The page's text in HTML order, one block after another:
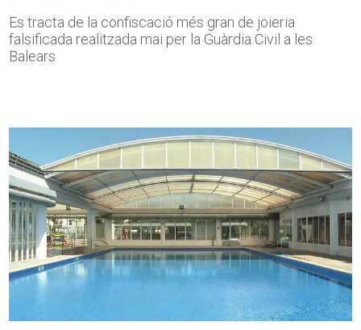
Es tracta de la confiscació més gran de joieria
falsificada realitzada mai per la Guàrdia Civil a les
Balears